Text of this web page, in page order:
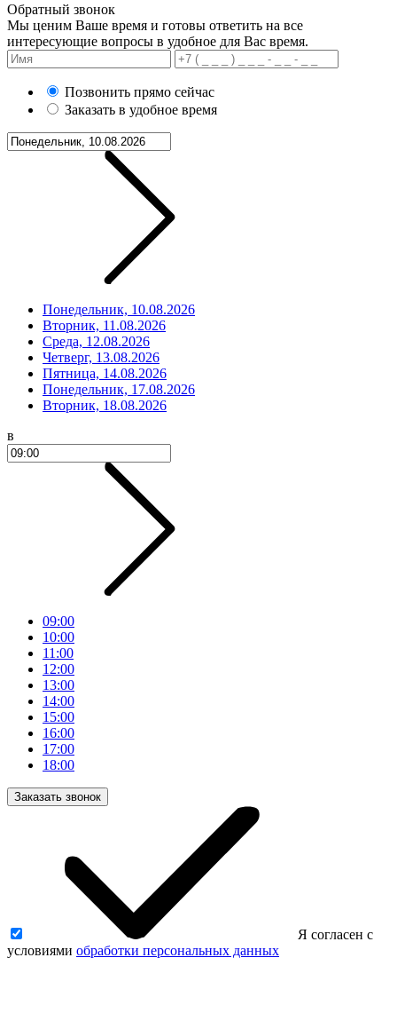
Обратный звонок
Мы ценим Ваше время и готовы ответить на все
интересующие вопросы в удобное для Вас время.
Позвонить прямо сейчас
Заказать в удобное время
Понедельник, 10.08.2026
Вторник, 11.08.2026
Среда, 12.08.2026
Четверг, 13.08.2026
Пятница, 14.08.2026
Понедельник, 17.08.2026
Вторник, 18.08.2026
в
09:00
10:00
11:00
12:00
13:00
14:00
15:00
16:00
17:00
18:00
Заказать звонок
Я согласен с
условиями обработки персональных данных